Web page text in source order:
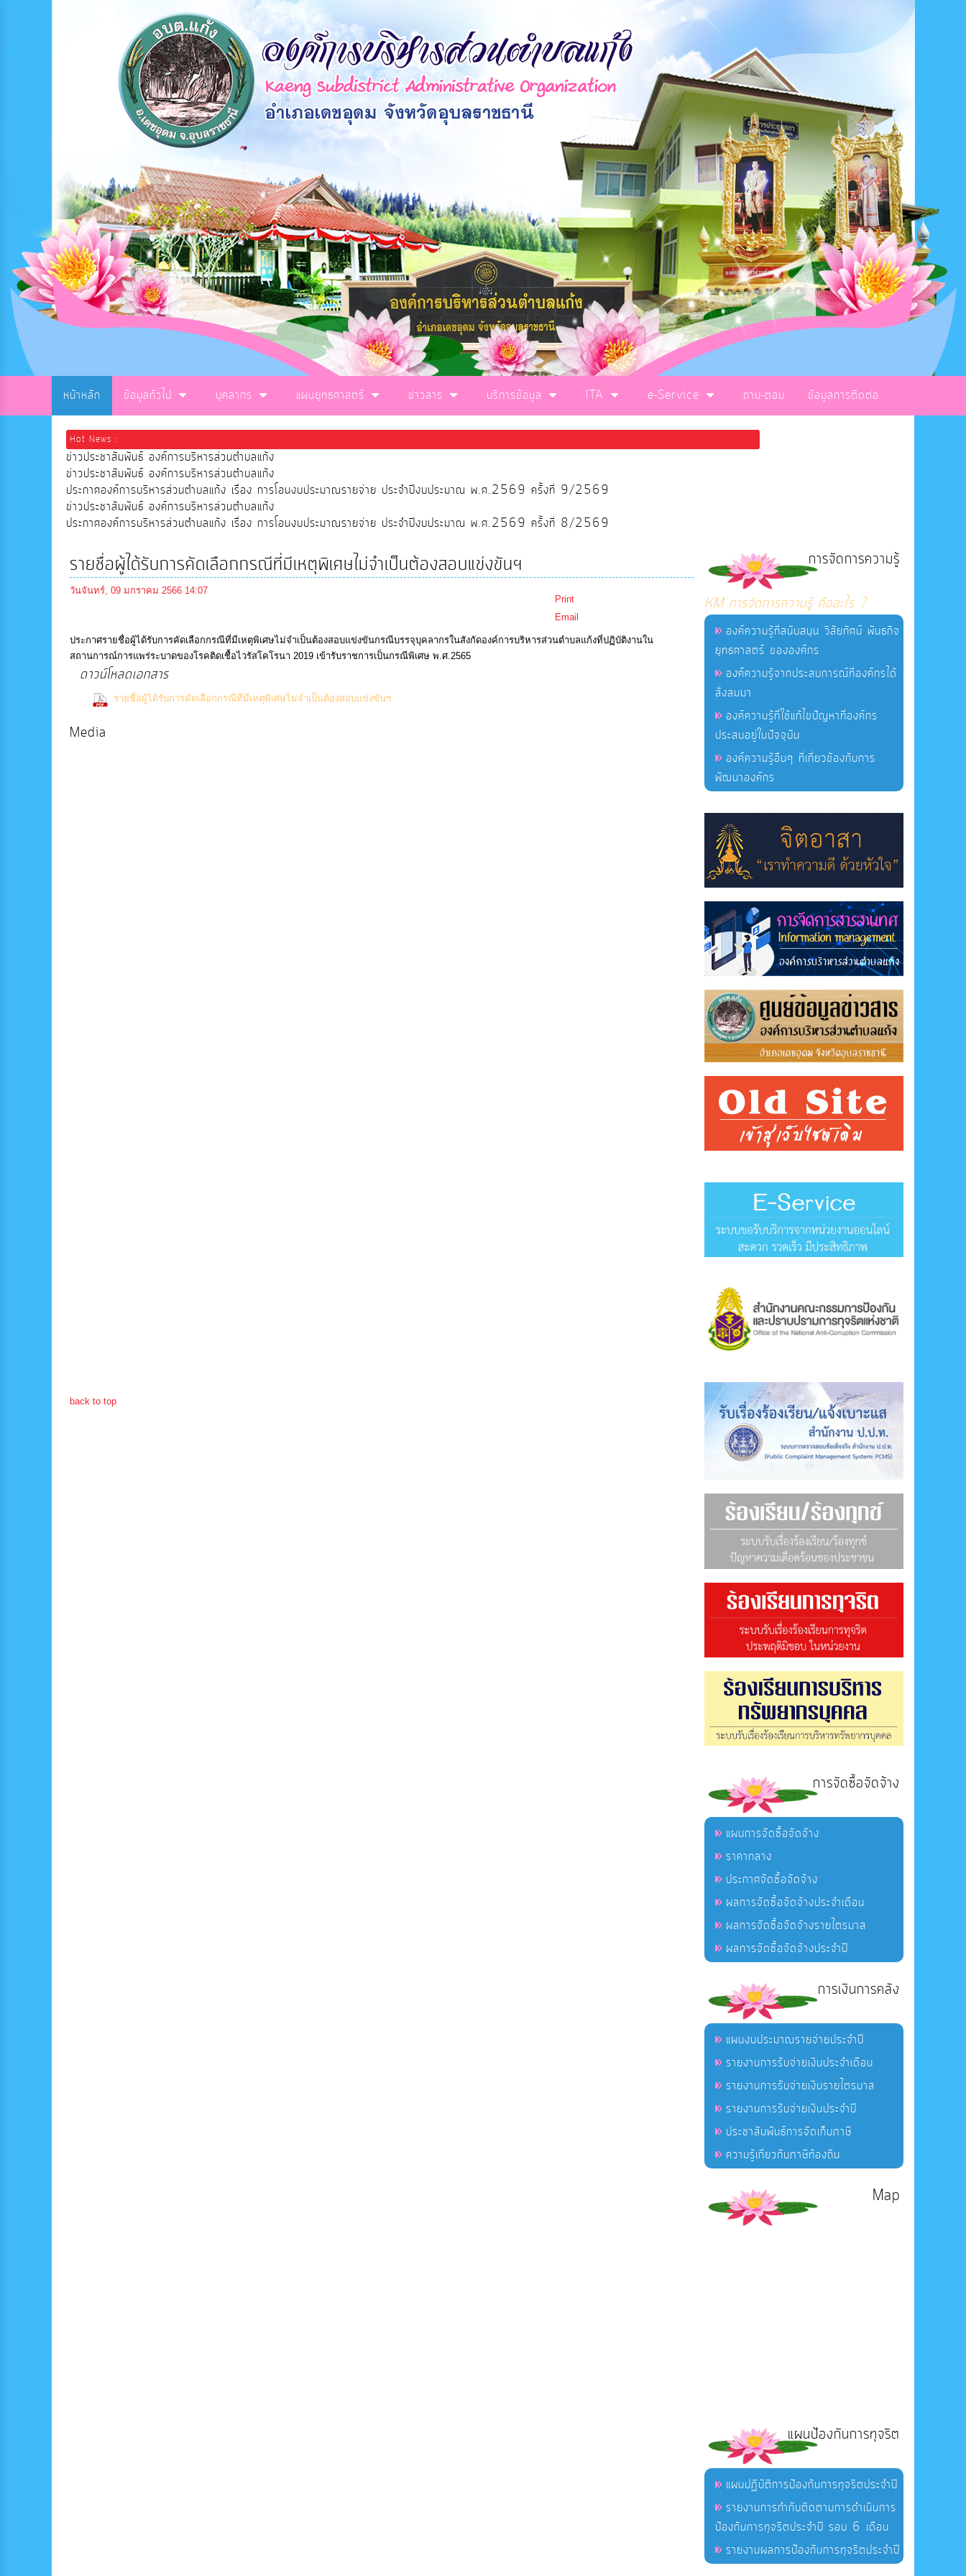
หน้าหลัก ข้อมูลทั่วไป บุคลากร แผนยุทธศาสตร์ ข่าวสาร บริการข้อมูล ITA e-Service ถาม-ตอบ ข้อมูลการติดต่อ
Hot News :
ข่าวประชาสัมพันธ์ องค์การบริหารส่วนตำบลแก้ง
ข่าวประชาสัมพันธ์ องค์การบริหารส่วนตำบลแก้ง
ประกาศองค์การบริหารส่วนตำบลแก้ง เรื่อง การโอนงบประมาณรายจ่าย ประจำปีงบประมาณ พ.ศ.2569 ครั้งที่ 9/2569
ข่าวประชาสัมพันธ์ องค์การบริหารส่วนตำบลแก้ง
ประกาศองค์การบริหารส่วนตำบลแก้ง เรื่อง การโอนงบประมาณรายจ่าย ประจำปีงบประมาณ พ.ศ.2569 ครั้งที่ 8/2569
รายชื่อผู้ได้รับการคัดเลือกกรณีที่มีเหตุพิเศษไม่จำเป็นต้องสอบแข่งขันฯ
วันจันทร์, 09 มกราคม 2566 14:07
Print
Email
ประกาศรายชื่อผู้ได้รับการคัดเลือกกรณีที่มีเหตุพิเศษไม่จำเป็นต้องสอบแข่งขันกรณีบรรจุบุคลากรในสังกัดองค์การบริหารส่วนตำบลแก้งที่ปฏิบัติงานใน
สถานการณ์การแพร่ระบาดของโรคติดเชื้อไวรัสโคโรนา 2019 เข้ารับราชการเป็นกรณีพิเศษ พ.ศ.2565
ดาวน์โหลดเอกสาร
รายชื่อผู้ได้รับการคัดเลือกกรณีที่มีเหตุพิเศษไม่จำเป็นต้องสอบแข่งขันฯ
Media
back to top
การจัดการความรู้
KM การจัดการความรู้ คืออะไร ?
องค์ความรู้ที่สนับสนุน วิสัยทัศน์ พันธกิจ
ยุทธศาสตร์ ขององค์กร
องค์ความรู้จากประสบการณ์ที่องค์กรได้
สั่งสมมา
องค์ความรู้ที่ใช้แก้ไขปัญหาที่องค์กร
ประสบอยู่ในปัจจุบัน
องค์ความรู้อื่นๆ ที่เกี่ยวข้องกับการ
พัฒนาองค์กร
การจัดซื้อจัดจ้าง
แผนการจัดซื้อจัดจ้าง
ราคากลาง
ประกาศจัดซื้อจัดจ้าง
ผลการจัดซื้อจัดจ้างประจำเดือน
ผลการจัดซื้อจัดจ้างรายไตรมาส
ผลการจัดซื้อจัดจ้างประจำปี
การเงินการคลัง
แผนงบประมาณรายจ่ายประจำปี
รายงานการรับจ่ายเงินประจำเดือน
รายงานการรับจ่ายเงินรายไตรมาส
รายงานการรับจ่ายเงินประจำปี
ประชาสัมพันธ์การจัดเก็บภาษี
ความรู้เกี่ยวกับภาษีท้องถิ่น
Map
แผนป้องกันการทุจริต
แผนปฏิบัติการป้องกันการทุจริตประจำปี
รายงานการกำกับติดตามการดำเนินการ
ป้องกันการทุจริตประจำปี รอบ 6 เดือน
รายงานผลการป้องกันการทุจริตประจำปี